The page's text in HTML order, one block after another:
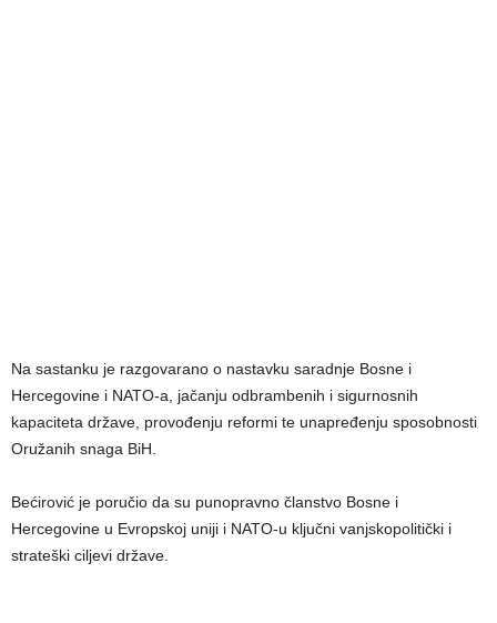
Na sastanku je razgovarano o nastavku saradnje Bosne i
Hercegovine i NATO-a, jačanju odbrambenih i sigurnosnih
kapaciteta države, provođenju reformi te unapređenju sposobnosti
Oružanih snaga BiH.
Bećirović je poručio da su punopravno članstvo Bosne i
Hercegovine u Evropskoj uniji i NATO-u ključni vanjskopolitički i
strateški ciljevi države.